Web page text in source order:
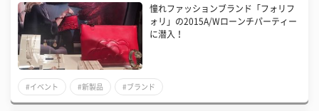
憧れファッションブランド「フォリフ
ォリ」の2015A/Wローンチパーティー
に潜入！
#イベント #新製品 #ブランド